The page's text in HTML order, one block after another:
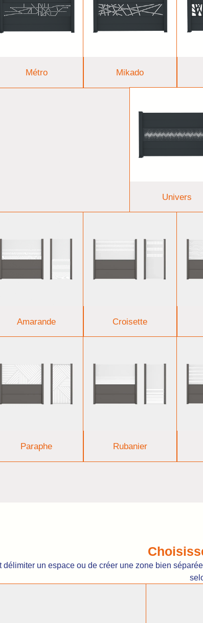
Métro Mikado
Univers
Amarande Croisette
Paraphe Rubanier
un espace ou de créer une zone bien